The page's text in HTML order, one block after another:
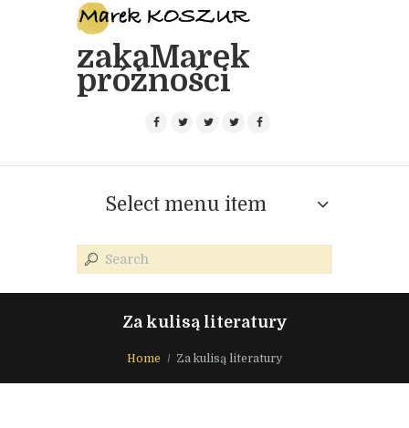
zakaMarek
próżności
Select menu item
Za kulisą literatury
Home Za kulisą literatury